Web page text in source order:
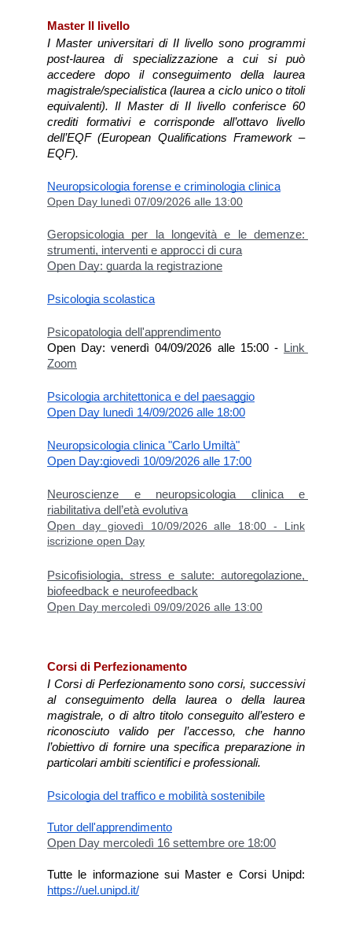
Master II livello
I Master universitari di II livello sono programmi
post-laurea di specializzazione a cui si può
accedere dopo il conseguimento della laurea
magistrale/specialistica (laurea a ciclo unico o titoli
equivalenti). Il Master di II livello conferisce 60
crediti formativi e corrisponde all’ottavo livello
dell’EQF (European Qualifications Framework –
EQF).
Neuropsicologia forense e criminologia clinica
Open Day lunedì 07/09/2026 alle 13:00
Geropsicologia per la longevità e le demenze:
strumenti, interventi e approcci di cura
Open Day: guarda la registrazione
Psicologia scolastica
Psicopatologia dell'apprendimento
Open Day: venerdì 04/09/2026 alle 15:00 -
Link
Zoom
Psicologia architettonica e del paesaggio
Open Day lunedì 14/09/2026 alle 18:00
Neuropsicologia clinica "Carlo Umiltà"
Open Day:giovedì 10/09/2026 alle 17:00
Neuroscienze e neuropsicologia clinica e
riabilitativa dell’età evolutiva
Open day giovedì 10/09/2026 alle 18:00 - Link
iscrizione open Day
Psicofisiologia, stress e salute: autoregolazione,
biofeedback e neurofeedback
Open Day mercoledì 09/09/2026 alle 13:00
Corsi di Perfezionamento
I Corsi di Perfezionamento sono corsi, successivi
al conseguimento della laurea o della laurea
magistrale, o di altro titolo conseguito all’estero e
riconosciuto valido per l’accesso, che hanno
l’obiettivo di fornire una specifica preparazione in
particolari ambiti scientifici e professionali.
Psicologia del traffico e mobilità sostenibile
Tutor dell'apprendimento
Open Day mercoledì 16 settembre ore 18:00
https://uel.unipd.it/